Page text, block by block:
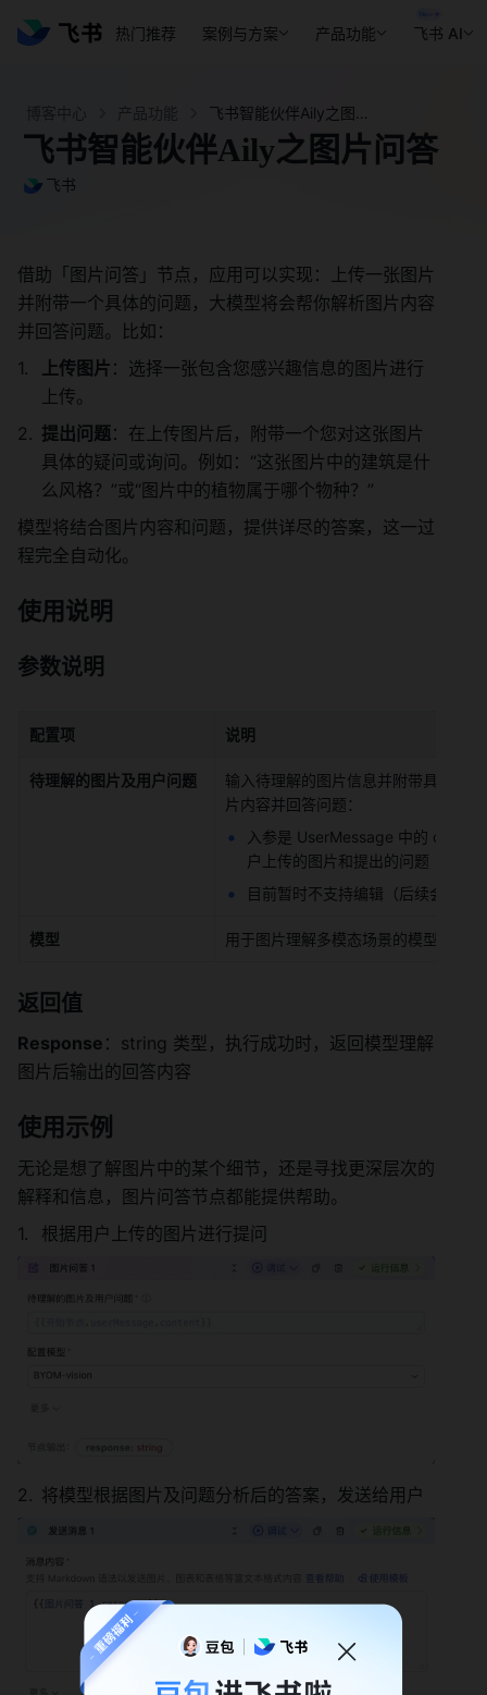
热门推荐 案例与方案 产品功能 飞书 AI
飞书智能伙伴Aily之图片问答
飞书
借助「图片问答」节点，应用可以实现：上传一张图片
并附带一个具体的问题，大模型将会帮你解析图片内容
并回答问题。比如：
上传图片 ：选择一张包含您感兴趣信息的图片进行
上传。
提出问题：在上传图片后，附带一个您对这张图片
具体的疑问或询问。例如：“这张图片中的建筑是什
么风格？”或“图片中的植物属于哪个物种？”
模型将结合图片内容和问题，提供详尽的答案，这一过
程完全自动化。
使用说明
参数说明
配置项 说明
待理解的图片及用户问题
输入待理解的图片信息并附带具体问
片内容并回答问题：
入参是 UserMessage 中的
户上传的图片和提出的问题
目前暂时不支持编辑（后续会开放
模型 用于图片理解多模态场景的模型。
返回值
Response ：string 类型，执行成功时，返回模型理解
图片后输出的回答内容
使用示例
无论是想了解图片中的某个细节，还是寻找更深层次的
解释和信息，图片问答节点都能提供帮助。
根据用户上传的图片进行提问
将模型根据图片及问题分析后的答案，发送给用户